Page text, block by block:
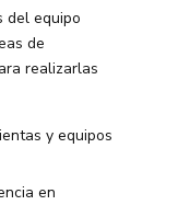
del equipo
de
realizarlas
y equipos
en